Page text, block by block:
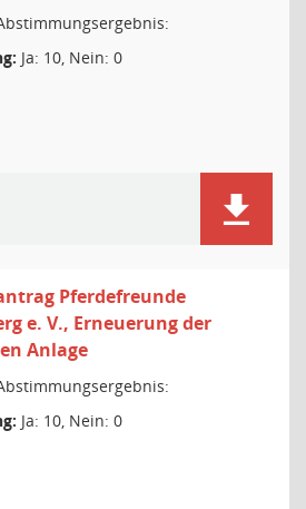
Ja: 10, Nein: 0
Pferdefreunde
e. V., Erneuerung der
Anlage
Ja: 10, Nein: 0